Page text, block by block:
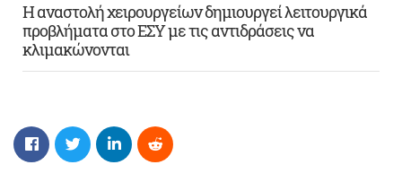
Η αναστολή χειρουργείων δημιουργεί λειτουργικά
προβλήματα στο ΕΣΥ με τις αντιδράσεις να
κλιμακώνονται